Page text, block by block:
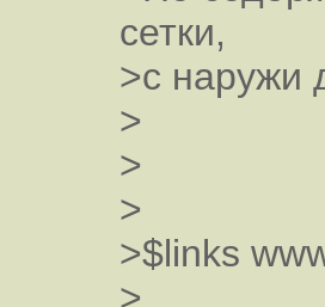
сетки,
>с наружи
>
>
>
>$links
>